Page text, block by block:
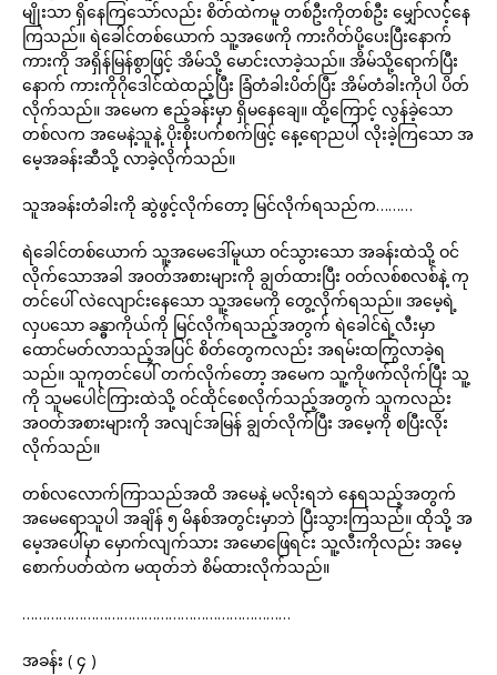
မျိုးသာ ရှိနေကြသော်လည်း စိတ်ထဲကမူ တစ်ဦးကိုတစ်ဦး မျှော်လင့်နေ
ကြသည်။ ရဲခေါင်တစ်ယောက် သူ့အဖေကို ကားဂိတ်ပို့ပေးပြီးနောက်
ကားကို အရှိန်မြန်စွာဖြင့် အိမ်သို့ မောင်းလာခဲ့သည်။ အိမ်သို့ရောက်ပြီး
နောက် ကားကိုဂိုဒေါင်ထဲထည့်ပြီး ခြံတံခါးပိတ်ပြီး အိမ်တံခါးကိုပါ ပိတ်
လိုက်သည်။ အမေက ဧည့်ခန်းမှာ ရှိမနေချေ။ ထို့ကြောင့် လွန်ခဲ့သော
တစ်လက အမေနဲ့သူနဲ့ ပိုးစိုးပက်စက်ဖြင့် နေ့ရောညပါ လိုးခဲ့ကြသော အ
မေ့အခန်းဆီသို့ လာခဲ့လိုက်သည်။
သူအခန်းတံခါးကို ဆွဲဖွင့်လိုက်တော့ မြင်လိုက်ရသည်က………
ရဲခေါင်တစ်ယောက် သူ့အမေဒေါ်မူယာ ဝင်သွားသော အခန်းထဲသို့ ဝင်
လိုက်သောအခါ အဝတ်အစားများကို ချွတ်ထားပြီး ဝတ်လစ်စလစ်နဲ့ ကု
တင်ပေါ် လဲလျောင်းနေသော သူ့အမေကို တွေ့လိုက်ရသည်။ အမေ့ရဲ့
လှပသော ခန္ဓာကိုယ်ကို မြင်လိုက်ရသည့်အတွက် ရဲခေါင်ရဲ့လီးမှာ
ထောင်မတ်လာသည့်အပြင် စိတ်တွေကလည်း အရမ်းထကြွလာခဲ့ရ
သည်။ သူကုတင်ပေါ် တက်လိုက်တော့ အမေက သူ့ကိုဖက်လိုက်ပြီး သူ့
ကို သူမပေါင်ကြားထဲသို့ ဝင်ထိုင်စေလိုက်သည့်အတွက် သူကလည်း
အဝတ်အစားများကို အလျင်အမြန် ချွတ်လိုက်ပြီး အမေ့ကို စပြီးလိုး
လိုက်သည်။
တစ်လလောက်ကြာသည်အထိ အမေနဲ့ မလိုးရဘဲ နေရသည့်အတွက်
အမေရောသူပါ အချိန် ၅ မိနစ်အတွင်းမှာဘဲ ပြီးသွားကြသည်။ ထိုသို့ အ
မေ့အပေါ်မှာ မှောက်လျက်သား အမောဖြေရင်း သူ့လီးကိုလည်း အမေ့
စောက်ပတ်ထဲက မထုတ်ဘဲ စိမ်ထားလိုက်သည်။
…………………………………………………………
အခန်း ( ၄ )